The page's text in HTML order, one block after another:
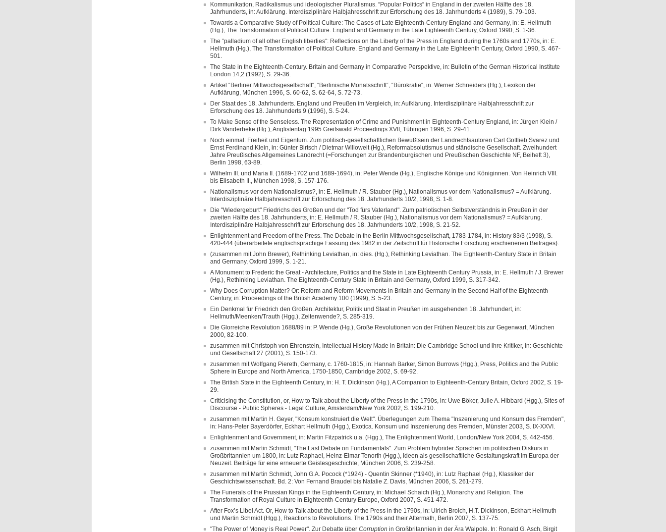
Kommunikation, Radikalismus und ideologischer Pluralismus. “Popular Politics“ in England in der zweiten Hälfte des 18.
Jahrhunderts, in: Aufklärung. Interdisziplinäre Halbjahresschrift zur Erforschung des 18. Jahrhunderts 4 (1989), S. 79-103.
Towards a Comparative Study of Political Culture: The Cases of Late Eighteenth-Century England and Germany, in: E. Hellmuth
(Hg.), The Transformation of Political Culture. England and Germany in the Late Eighteenth Century, Oxford 1990, S. 1-36.
The “palladium of all other English liberties“: Reflections on the Liberty of the Press in England during the 1760s and 1770s, in: E.
Hellmuth (Hg.), The Transformation of Political Culture. England and Germany in the Late Eighteenth Century, Oxford 1990, S. 467-
501.
The State in the Eighteenth-Century. Britain and Germany in Comparative Perspektive, in: Bulletin of the German Historical Institute
London 14,2 (1992), S. 29-36.
Artikel “Berliner Mittwochsgesellschaft“, “Berlinische Monatsschrift“, “Bürokratie“, in: Werner Schneiders (Hg.), Lexikon der
Aufklärung, München 1996, S. 60-62, S. 62-64, S. 72-73.
Der Staat des 18. Jahrhunderts. England und Preußen im Vergleich, in: Aufklärung. Interdisziplinäre Halbjahresschrift zur
Erforschung des 18. Jahrhunderts 9 (1996), S. 5-24.
To Make Sense of the Senseless. The Representation of Crime and Punishment in Eighteenth-Century England, in: Jürgen Klein /
Dirk Vanderbeke (Hg.), Anglistentag 1995 Greifswald Proceedings XVII, Tübingen 1996, S. 29-41.
Noch einmal: Freiheit und Eigentum. Zum politisch-gesellschaftlichen Bewußtsein der Landrechtsautoren Carl Gottlieb Svarez und
Ernst Ferdinand Klein, in: Günter Birtsch / Dietmar Willoweit (Hg.), Reformabsolutismus und ständische Gesellschaft. Zweihundert
Jahre Preußisches Allgemeines Landrecht (=Forschungen zur Brandenburgischen und Preußischen Geschichte NF, Beiheft 3),
Berlin 1998, 63-89.
Wilhelm III. und Maria II. (1689-1702 und 1689-1694), in: Peter Wende (Hg.), Englische Könige und Königinnen. Von Heinrich VIII.
bis Elisabeth II., München 1998, S. 157-176.
Nationalismus vor dem Nationalismus?, in: E. Hellmuth / R. Stauber (Hg.), Nationalismus vor dem Nationalismus? = Aufklärung.
Interdisziplinäre Halbjahresschrift zur Erforschung des 18. Jahrhunderts 10/2, 1998, S. 1-8.
Die "Wiedergeburt" Friedrichs des Großen und der "Tod fürs Vaterland". Zum patriotischen Selbstverständnis in Preußen in der
zweiten Hälfte des 18. Jahrhunderts, in: E. Hellmuth / R. Stauber (Hg.), Nationalismus vor dem Nationalismus? = Aufklärung.
Interdisziplinäre Halbjahresschrift zur Erforschung des 18. Jahrhunderts 10/2, 1998, S. 21-52.
Enlightenment and Freedom of the Press. The Debate in the Berlin Mittwochsgesellschaft, 1783-1784, in: History 83/3 (1998), S.
420-444 (überarbeitete englischsprachige Fassung des 1982 in der Zeitschrift für Historische Forschung erschienenen Beitrages).
(zusammen mit John Brewer), Rethinking Leviathan, in: dies. (Hg.), Rethinking Leviathan. The Eighteenth-Century State in Britain
and Germany, Oxford 1999, S. 1-21.
A Monument to Frederic the Great - Architecture, Politics and the State in Late Eighteenth Century Prussia, in: E. Hellmuth / J. Brewer
(Hg.), Rethinking Leviathan. The Eighteenth-Century State in Britain and Germany, Oxford 1999, S. 317-342.
Why Does Corruption Matter? Or: Reform and Reform Movements in Britain and Germany in the Second Half of the Eighteenth
Century, in: Proceedings of the British Academy 100 (1999), S. 5-23.
Ein Denkmal für Friedrich den Großen. Architektur, Politik und Staat in Preußen im ausgehenden 18. Jahrhundert, in:
Hellmuth/Meenken/Trauth (Hgg.), Zeitenwende?, S. 285-319.
Die Glorreiche Revolution 1688/89 in: P. Wende (Hg.), Große Revolutionen von der Frühen Neuzeit bis zur Gegenwart, München
2000, 82-100.
zusammen mit Christoph von Ehrenstein, Intellectual History Made in Britain: Die Cambridge School und ihre Kritiker, in: Geschichte
und Gesellschaft 27 (2001), S. 150-173.
zusammen mit Wolfgang Piereth, Germany, c. 1760-1815, in: Hannah Barker, Simon Burrows (Hgg.), Press, Politics and the Public
Sphere in Europe and North America, 1750-1850, Cambridge 2002, S. 69-92.
The British State in the Eighteenth Century, in: H. T. Dickinson (Hg.), A Companion to Eighteenth-Century Britain, Oxford 2002, S. 19-
29.
Criticising the Constitution, or, How to Talk about the Liberty of the Press in the 1790s, in: Uwe Böker, Julie A. Hibbard (Hgg.), Sites of
Discourse - Public Spheres - Legal Culture, Amsterdam/New York 2002, S. 199-210.
zusammen mit Martin H. Geyer, "Konsum konstruiert die Welt". Überlegungen zum Thema "Inszenierung und Konsum des Fremden",
in: Hans-Peter Bayerdörfer, Eckhart Hellmuth (Hgg.), Exotica. Konsum und Inszenierung des Fremden, Münster 2003, S. IX-XXVI.
Enlightenment and Government, in: Martin Fitzpatrick u.a. (Hgg.), The Enlightenment World, London/New York 2004, S. 442-456.
zusammen mit Martin Schmidt, "The Last Debate on Fundamentals". Zum Problem hybrider Sprachen im politischen Diskurs in
Großbritannien um 1800, in: Lutz Raphael, Heinz-Elmar Tenorth (Hgg.), Ideen als gesellschaftliche Gestaltungskraft im Europa der
Neuzeit. Beiträge für eine erneuerte Geistesgeschichte, München 2006, S. 239-258.
zusammen mit Martin Schmidt, John G.A. Pocock (*1924) - Quentin Skinner (*1940), in: Lutz Raphael (Hg.), Klassiker der
Geschichtswissenschaft. Bd. 2: Von Fernand Braudel bis Natalie Z. Davis, München 2006, S. 261-279.
The Funerals of the Prussian Kings in the Eighteenth Century, in: Michael Schaich (Hg.), Monarchy and Religion. The
Transformation of Royal Culture in Eighteenth-Century Europe, Oxford 2007, S. 451-472.
After Fox’s Libel Act. Or, How to Talk about the Liberty of the Press in the 1790s, in: Ulrich Broich, H.T. Dickinson, Eckhart Hellmuth
und Martin Schmidt (Hgg.), Reactions to Revolutions. The 1790s and their Aftermath, Berlin 2007, S. 137-75.
"The Power of Money is Real Power". Zur Debatte über Corruption in Großbritannien in der Ära Walpole. In: Ronald G. Asch, Birgit